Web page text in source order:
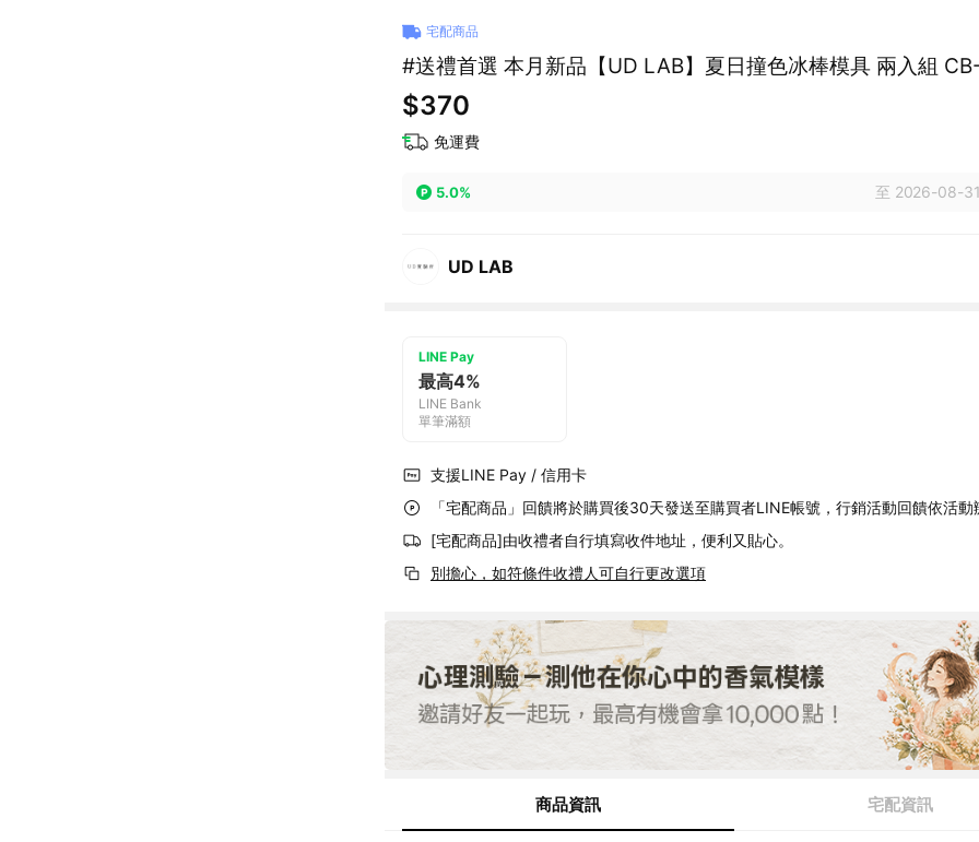
宅配商品
#送禮首選 本月新品【UD LAB】夏日撞色冰棒模具 兩入組
$370
免運費
5.0% 至 2026-08-
UD LAB
LINE Pay
最高4%
LINE Bank
單筆滿額
支援LINE Pay / 信用卡
「宅配商品」回饋將於購買後30天發送至購買者LINE帳號，行銷活動回饋依活動
[宅配商品]由收禮者自行填寫收件地址，便利又貼心。
別擔心，如符條件收禮人可自行更改選項
商品資訊 宅配資訊